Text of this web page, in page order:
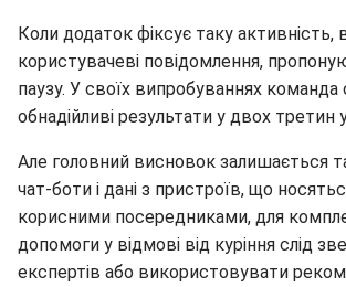
Коли додаток фіксує таку активність,
користувачеві повідомлення,
паузу. У своїх випробуваннях команда
обнадійливі результати у двох третин
Але головний висновок залишається
чат-боти і дані з пристроїв, що
корисними посередниками, для
допомоги у відмові від куріння слід
експертів або використовувати